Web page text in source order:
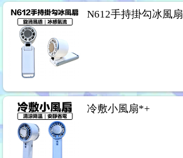
N612手持掛勾冰風扇
冷敷小風扇*+